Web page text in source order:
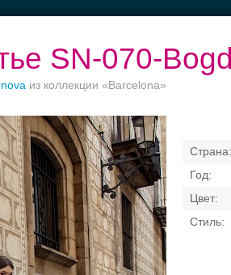
SN-070-
из коллекции «Barcelona»
Банкет в отеле
Торжества за
городом